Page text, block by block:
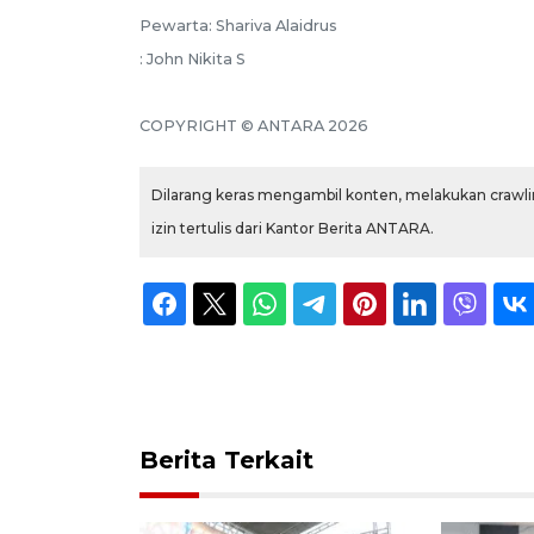
Pewarta: Shariva Alaidrus
: John Nikita S
COPYRIGHT © ANTARA 2026
Dilarang keras mengambil konten, melakukan
izin tertulis dari Kantor Berita ANTARA.
Berita Terkait